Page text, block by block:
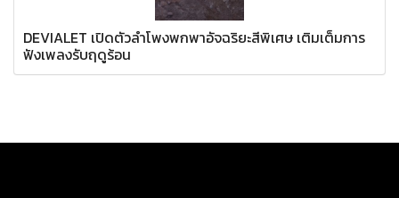
DEVIALET เปิดตัวลำโพงพกพาอัจฉริยะสีพิเศษ เติมเต็มการ
ฟังเพลงรับฤดูร้อน